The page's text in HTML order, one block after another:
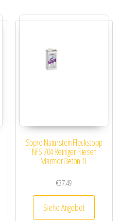
Sopro Naturstein Fleckstopp
NFS 704 Reiniger Fliesen
Marmor Beton 1L
€37.49
Siehe Angebot